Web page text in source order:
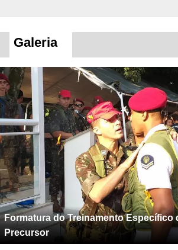
Galeria
Formatura do Treinamento Específico
Precursor